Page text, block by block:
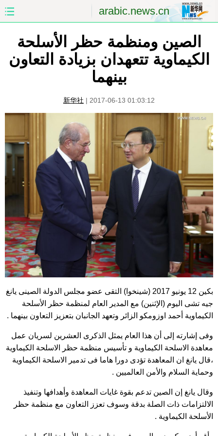
arabic.news.cn
الصين
الشرق الأوسط العالم
الرياضة السياحة والبيئة
مؤتمر صحفى للخارجية الصور
الصين ومنظمة حظر الأسلحة
الكيماوية تتعهدان بزيادة التعاون
بينهما
新华社 | 2017-06-13 01:03:12
بكين 12 يونيو 2017 (شينخوا) التقى عضو مجلس الدولة الصينى يانغ
جيه تشى اليوم (الإثنين) مع المدير العام لمنظمة حظر الأسلحة
الكيماوية أحمد اوزومكو الزائر وتعهد الجانبان بتعزيز التعاون بينهما .
وفى إشارته إلى أن هذا العام يمثل الذكرى العشرين لسريان عمل
معاهدة الاسلحة الكيماوية و تأسيس منظمة حظر الاسلحة الكيماوية
،قال يانغ ان المعاهدة تؤدى دورا هاما فى تدمير الاسلحة الكيماوية
وحماية السلام والأمن العالميين .
وقال يانغ إن الصين تدعم بقوة غايات المعاهدة وأهدافها وتنفيذ
الالتزامات ذات الصلة بدقة وسوف تعزز التعاون مع منظمة حظر
الأسلحة الكيماوية .